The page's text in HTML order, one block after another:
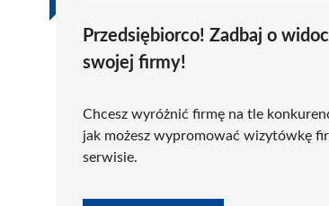
Przedsiębiorco! Zadbaj o
swojej firmy!
Chcesz wyróżnić firmę na tle
jak możesz wypromować wizytówkę
serwisie.